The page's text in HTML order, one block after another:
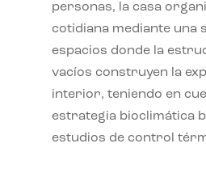
personas, la casa
cotidiana mediante una
espacios donde la
vacíos construyen la
interior, teniendo en
estrategia bioclimática
estudios de control